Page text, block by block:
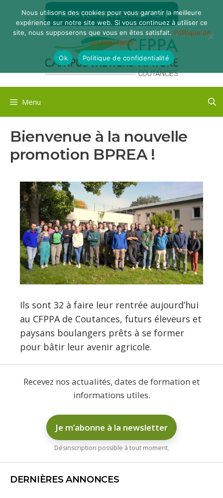
contenu
TROUVER MA FORMATION
Menu
Bienvenue à la nouvelle
promotion BPREA !
Ils sont 32 à faire leur rentrée aujourd’hui
au CFPPA de Coutances, futurs éleveurs et
paysans boulangers prêts à se former
pour bâtir leur avenir agricole.
Recevez nos actualités, dates de formation et
informations utiles.
Je m’abonne à la newsletter
Désinscription possible à tout moment.
DERNIÈRES ANNONCES
Nous utilisons des cookies pour vous garantir la meilleure
expérience sur notre site web. Si vous continuez à utiliser ce
site, nous supposerons que vous en êtes satisfait. Politique de
confidentialité
Ok
Politique de confidentialité